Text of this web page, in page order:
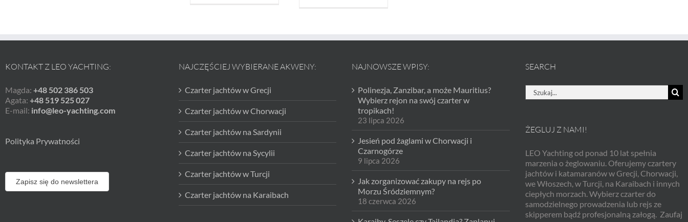
KONTAKT Z LEO YACHTING:
Magda: +48 502 386 503
Agata: +48 519 525 027
E-mail: info@leo-yachting.com
Polityka Prywatności
Zapisz się do newslettera
NAJCZĘŚCIEJ WYBIERANE AKWENY:
Czarter jachtów w Grecji
Czarter jachtów w Chorwacji
Czarter jachtów na Sardynii
Czarter jachtów na Sycylii
Czarter jachtów w Turcji
Czarter jachtów na Karaibach
NAJNOWSZE WPISY:
Polinezja, Zanzibar, a może Mauritius?
Wybierz rejon na swój czarter w
tropikach!
23 lipca 2026
Jesień pod żaglami w Chorwacji i
Czarnogórze
9 lipca 2026
Jak zorganizować zakupy na rejs po
Morzu Śródziemnym?
18 czerwca 2026
SEARCH
Szukaj
ŻEGLUJ Z NAMI!
LEO Yachting od ponad 10 lat spełnia
marzenia o żeglowaniu. Oferujemy czartery
jachtów i katamaranów w Grecji, Chorwacji,
we Włoszech, w Turcji, na Karaibach i innych
ciepłych morzach. Wybierz czarter do
samodzielnego prowadzenia lub rejs ze
skipperem bądź profesjonalną załogą. Zaufaj